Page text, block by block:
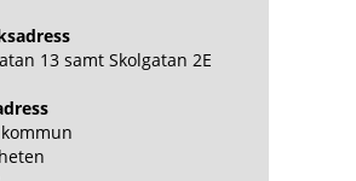
13 samt Skolgatan 2E